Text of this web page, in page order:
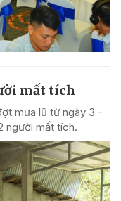
mất tích
mưa lũ từ ngày 3 -
người mất tích.